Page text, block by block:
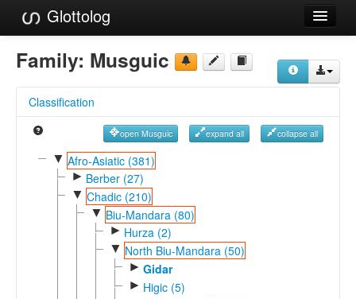
Glottolog
Languages
Language Search
Reference Search
GlottoScope
Family: Musguic
Classification
open Musguic expand all collapse all
▼ Afro-Asiatic (381)
► Berber (27)
▼ Chadic (210)
▼ Biu-Mandara (80)
► Hurza (2)
▼ North Biu-Mandara (50)
► Gidar
► Higic (5)